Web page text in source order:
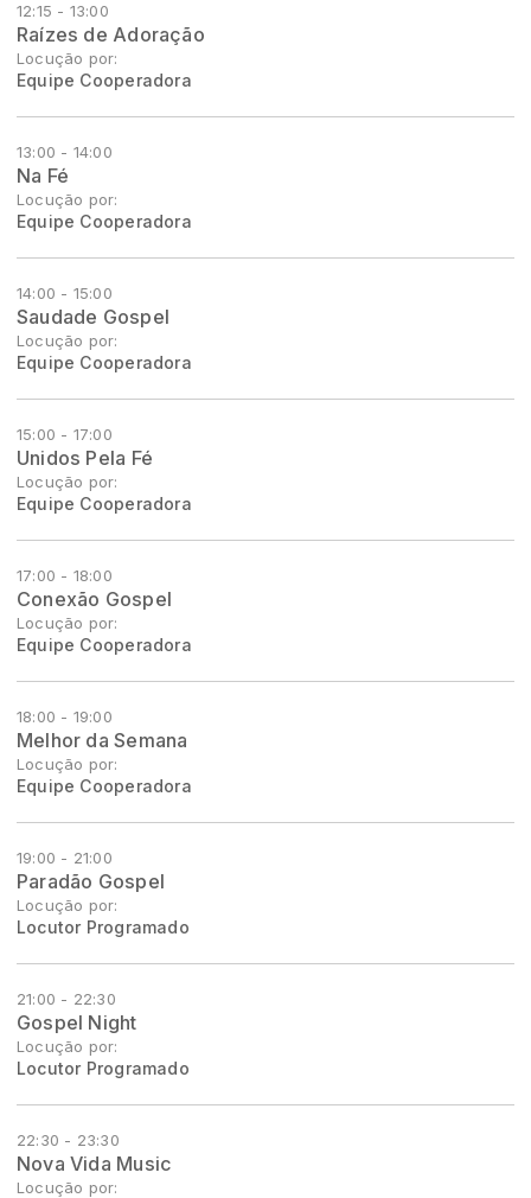
12:15 - 13:00
Raízes de Adoração
Locução por:
Equipe Cooperadora
13:00 - 14:00
Na Fé
Locução por:
Equipe Cooperadora
14:00 - 15:00
Saudade Gospel
Locução por:
Equipe Cooperadora
15:00 - 17:00
Unidos Pela Fé
Locução por:
Equipe Cooperadora
17:00 - 18:00
Conexão Gospel
Locução por:
Equipe Cooperadora
18:00 - 19:00
Melhor da Semana
Locução por:
Equipe Cooperadora
19:00 - 21:00
Paradão Gospel
Locução por:
Locutor Programado
21:00 - 22:30
Gospel Night
Locução por:
Locutor Programado
22:30 - 23:30
Nova Vida Music
Locução por: